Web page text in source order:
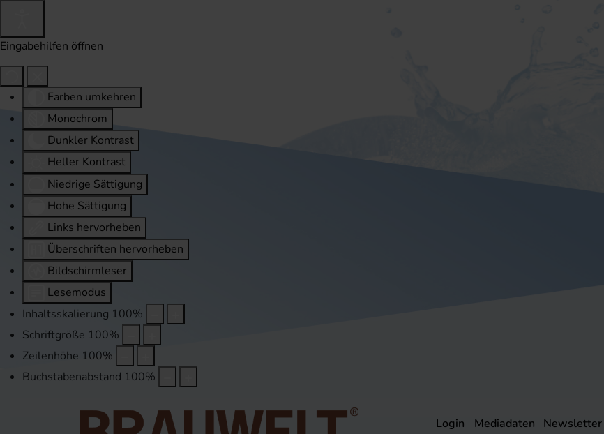
Eingabehilfen öffnen
Farben umkehren
Monochrom
Dunkler Kontrast
Heller Kontrast
Niedrige Sättigung
Hohe Sättigung
Links hervorheben
Überschriften hervorheben
Bildschirmleser
Lesemodus
Inhaltsskalierung 100%
Schriftgröße 100%
Zeilenhöhe 100%
Buchstabenabstand 100%
Login Mediadaten Newsletter